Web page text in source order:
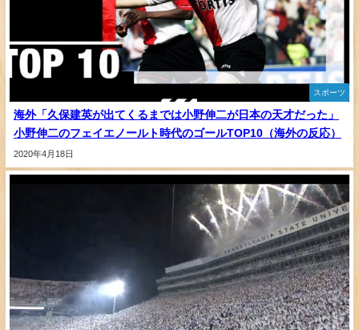
スポーツ
海外「久保建英が出てくるまでは小野伸二が日本の天才だった」
小野伸二のフェイエノールト時代のゴールTOP10（海外の反応）
2020年4月18日